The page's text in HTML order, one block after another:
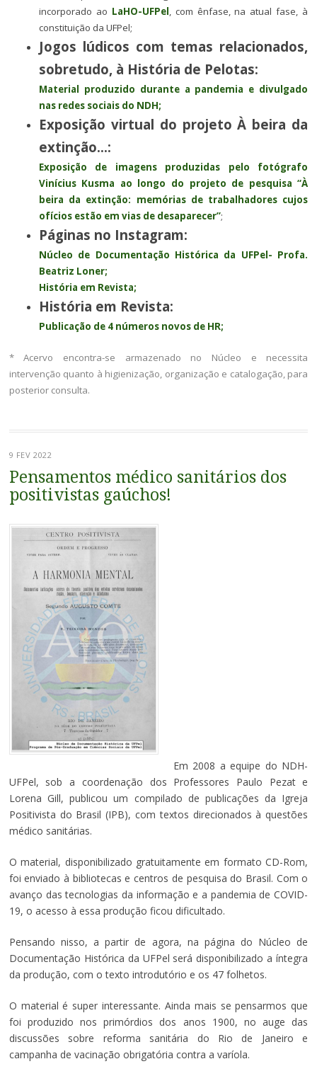
incorporado ao LaHO-UFPel, com ênfase, na atual fase, à
constituição da UFPel;
Jogos lúdicos com temas relacionados,
sobretudo, à História de Pelotas:
Material produzido durante a pandemia e divulgado
nas redes sociais do NDH;
Exposição virtual do projeto À beira da
extinção…:
Exposição de imagens produzidas pelo fotógrafo
Vinícius Kusma ao longo do projeto de pesquisa “À
beira da extinção: memórias de trabalhadores cujos
ofícios estão em vias de desaparecer”;
Páginas no Instagram:
Núcleo de Documentação Histórica da UFPel- Profa.
Beatriz Loner;
História em Revista;
História em Revista:
Publicação de 4 números novos de HR;
* Acervo encontra-se armazenado no Núcleo e necessita
intervenção quanto à higienização, organização e catalogação, para
posterior consulta.
9 FEV 2022
Pensamentos médico sanitários dos
positivistas gaúchos!
Em 2008 a equipe do NDH-
UFPel, sob a coordenação dos Professores Paulo Pezat e
Lorena Gill, publicou um compilado de publicações da Igreja
Positivista do Brasil (IPB), com textos direcionados à questões
médico sanitárias.
O material, disponibilizado gratuitamente em formato CD-Rom,
foi enviado à bibliotecas e centros de pesquisa do Brasil. Com o
avanço das tecnologias da informação e a pandemia de COVID-
19, o acesso à essa produção ficou dificultado.
Pensando nisso, a partir de agora, na página do Núcleo de
Documentação Histórica da UFPel será disponibilizado a íntegra
da produção, com o texto introdutório e os 47 folhetos.
O material é super interessante. Ainda mais se pensarmos que
foi produzido nos primórdios dos anos 1900, no auge das
discussões sobre reforma sanitária do Rio de Janeiro e
campanha de vacinação obrigatória contra a varíola.